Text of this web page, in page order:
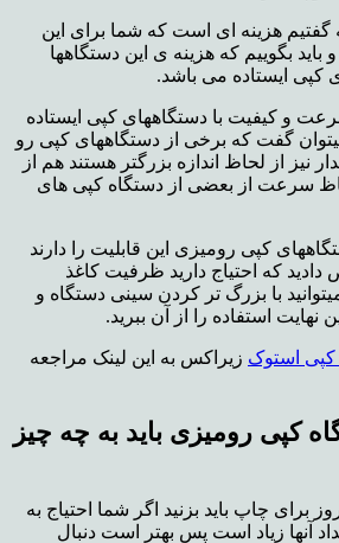
گفتیم هزینه ای است که شما برای این
باید بگوییم که هزینه ی این دستگاهها
کپی ایستاده می باشد.
و کیفیت با دستگاههای کپی ایستاده
گفت که برخی از دستگاههای کپی رو
نیز از لحاظ اندازه بزرگتر هستند هم از
سرعت از بعضی از دستگاه کپی های
کپی رومیزی این قابلیت را دارند
که احتیاج دارید ظرفیت کاغذ
میتوانید با بزرگ تر کردن سینی دستگاه و
استفاده را از آن ببرید.
کپی استوک زیراکس به این لینک مراجعه
کپی رومیزی باید به چه چیز
برای چاپ باید بزنید اگر شما احتیاج به
آنها زیاد است پس بهتر است دنبال